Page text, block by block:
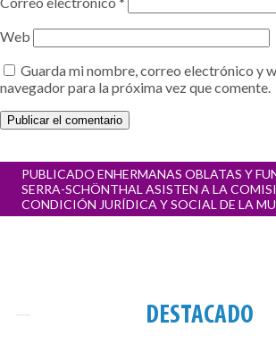
Web
Guarda mi nombre, correo electrónico y
navegador para la próxima vez que comente.
Navegación
entradas
PUBLICADO ENHERMANAS OBLATAS Y
SERRA-SCHÖNTHAL ASISTEN A LA
CONDICIÓN JURÍDICA Y SOCIAL DE LA
DESTACADO